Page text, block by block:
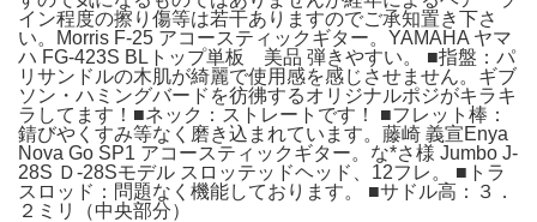
イン程度の擦り傷等は若干ありますのでご承知置き下さ
い。Morris F-25 アコースティックギター。YAMAHA ヤマ
ハ FG-423S BLトップ単板 美品 弾きやすい。 ■指盤：パ
リサンドルの木肌が綺麗で使用感を感じさせません。ギブ
ソン・ハミングバードを彷彿するオリジナルポジがキラキ
ラしてます！■ネック：ストレートです！ ■フレット棒：
錆びやくすみ等なく磨き込まれています。藤崎 義宣Enya
Nova Go SP1 アコースティックギター。な*さ様 Jumbo J-
28S Ｄ-28Sモデル スロッテッドヘッド、12フレ。 ■トラ
スロッド：問題なく機能しております。 ■サドル高：３．
２ミリ（中央部分）